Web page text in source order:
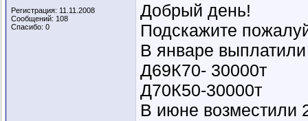
Регистрация: 11.11.2008
Сообщений: 108
Спасибо: 0
Добрый день!
Подскажите
В январе
Д69К70- 30000т
Д70К50-30000т
В июне возместили